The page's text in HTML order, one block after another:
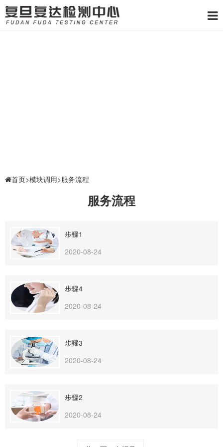
首页>模块调用>服务流程
服务流程
步骤1
2020-08-24
步骤4
2020-08-24
步骤3
2020-08-24
步骤2
2020-08-24